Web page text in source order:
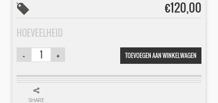
€120,00
HOEVEELHEID
TOEVOEGEN AAN WINKELWAGEN
SHARE